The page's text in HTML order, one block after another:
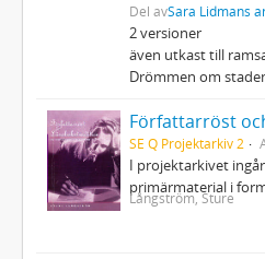
Del avSara Lidmans
2 versioner
även utkast till
Drömmen om
Författarröst
SE Q Projektarkiv 2
I projektarkivet
primärmaterial i
Långström, Sture